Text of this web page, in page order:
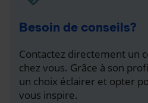
Besoin de conseils?
Contactez directement un
chez vous. Grâce à son
un choix éclairer et opter
vous inspire.